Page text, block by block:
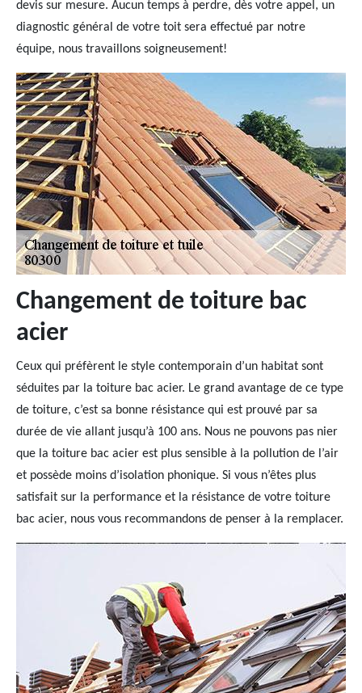
devis sur mesure. Aucun temps à perdre, dès votre appel, un
diagnostic général de votre toit sera effectué par notre
équipe, nous travaillons soigneusement!
Changement de toiture bac
acier
Ceux qui préfèrent le style contemporain d’un habitat sont
séduites par la toiture bac acier. Le grand avantage de ce type
de toiture, c’est sa bonne résistance qui est prouvé par sa
durée de vie allant jusqu’à 100 ans. Nous ne pouvons pas nier
que la toiture bac acier est plus sensible à la pollution de l’air
et possède moins d’isolation phonique. Si vous n’êtes plus
satisfait sur la performance et la résistance de votre toiture
bac acier, nous vous recommandons de penser à la remplacer.